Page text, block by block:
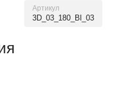
Артикул
3D_03_180_Bl_03